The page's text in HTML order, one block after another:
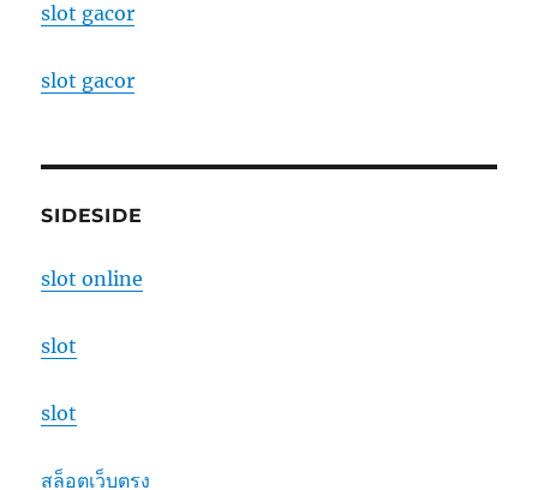
slot gacor
slot gacor
SIDESIDE
slot online
slot
slot
สล็อตเว็บตรง